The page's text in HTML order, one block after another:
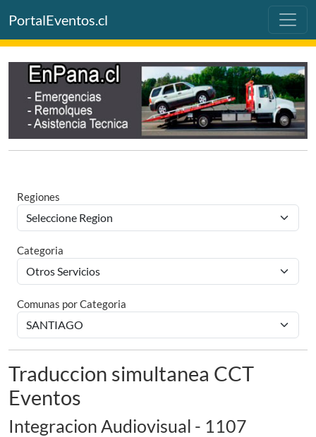
PortalEventos.cl
Regiones
Categoria
Comunas por Categoria
Traduccion simultanea CCT
Eventos
Integracion Audiovisual - 1107